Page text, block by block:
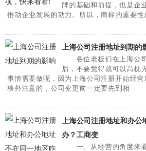
牌的基础和前提，也是企
推动企业发展的动力。所以，商标的重要性
上海公司注册地址到期的
各位老板们在上海公司
后，不要觉得就可以高枕
事情需要做呢，因为上海公司注册开始经
格外注意的，公司变更前一定要先到相
上海公司注册地址和办
办？工商变
一、从经营的角度来看